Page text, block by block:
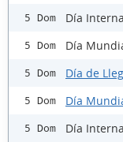
5 Dom Día
5 Dom Día
5 Dom Día de
5 Dom Día
5 Dom Día